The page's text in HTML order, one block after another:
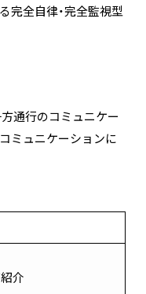
完全自律・完全監視型
通行のコミュニケー
ミュニケーションに
介